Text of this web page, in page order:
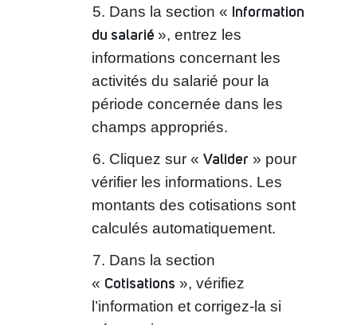
Dans la section « Information
du salarié », entrez les
informations concernant les
activités du salarié pour la
période concernée dans les
champs appropriés.
Cliquez sur « Valider » pour
vérifier les informations. Les
montants des cotisations sont
calculés automatiquement.
Dans la section
« Cotisations », vérifiez
l’information et corrigez-la si